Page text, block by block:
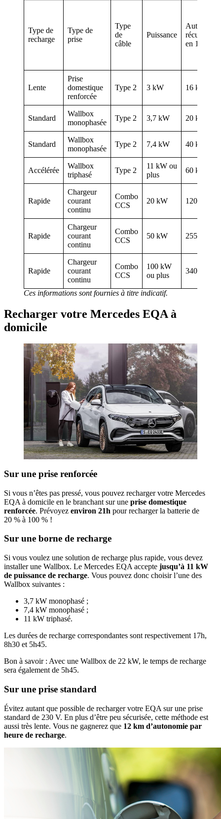
Type de
recharge
Type de
prise
Type
de
câble
Puissance
Autonomie
récupérée
en 1 heure
Lente
Prise
domestique
renforcée
Type 2 3 kW 16 km
Standard
Wallbox
monophasée
Type 2 3,7 kW 20 km
Standard
Wallbox
monophasée
Type 2 7,4 kW 40 km
Accélérée
Wallbox
triphasé
Type 2
11 kW ou
plus
60 km
Rapide
Chargeur
courant
continu
Combo
CCS
20 kW 120 km
Rapide
Chargeur
courant
continu
Combo
CCS
50 kW 255 km
Rapide
Chargeur
courant
continu
Combo
CCS
100 kW
ou plus
340 km
Ces informations sont fournies à titre indicatif.
​Recharger votre Mercedes EQA à
domicile
​Sur une prise renforcée
Si vous n’êtes pas pressé, vous pouvez recharger votre Mercedes
EQA à domicile en le branchant sur une prise domestique
renforcée. Prévoyez environ 21h pour recharger la batterie de
20 % à 100 % !
​Sur une borne de recharge
Si vous voulez une solution de recharge plus rapide, vous devez
installer une Wallbox. Le Mercedes EQA accepte jusqu’à 11 kW
de puissance de recharge. Vous pouvez donc choisir l’une des
Wallbox suivantes :
3,7 kW monophasé ;
7,4 kW monophasé ;
11 kW triphasé.
Les durées de recharge correspondantes sont respectivement 17h,
8h30 et 5h45.
Bon à savoir : Avec une Wallbox de 22 kW, le temps de recharge
sera également de 5h45.
​Sur une prise standard
Évitez autant que possible de recharger votre EQA sur une prise
standard de 230 V. En plus d’être peu sécurisée, cette méthode est
aussi très lente. Vous ne gagnerez que 12 km d’autonomie par
heure de recharge.